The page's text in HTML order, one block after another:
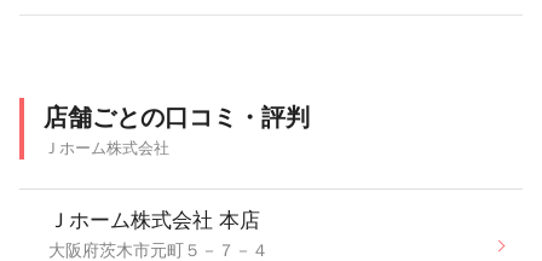
店舗ごとの口コミ・評判
Ｊホーム株式会社
Ｊホーム株式会社 本店
大阪府茨木市元町５－７－４